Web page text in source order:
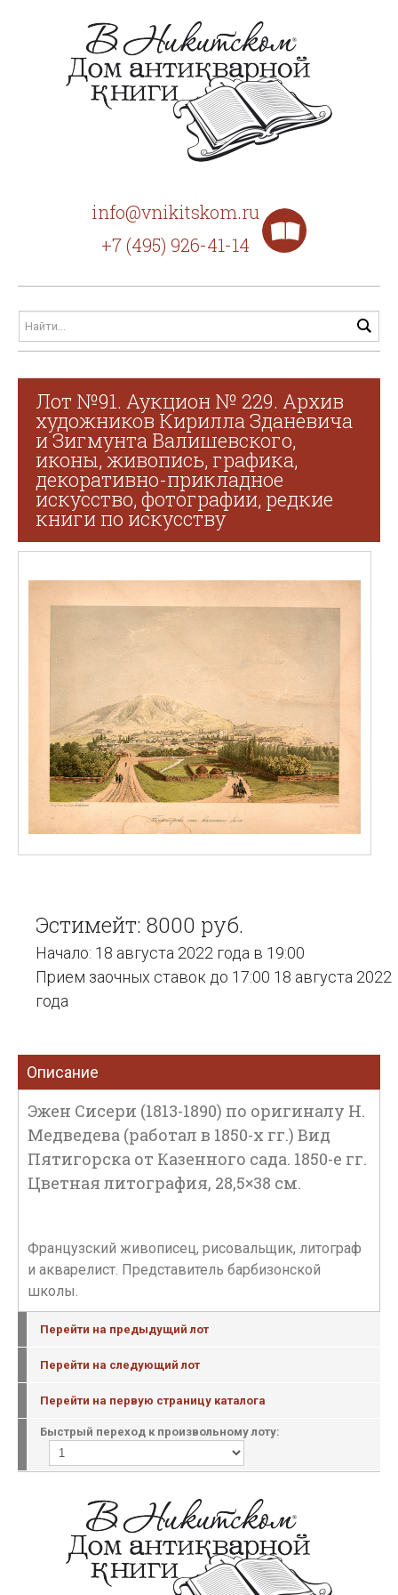
info@vnikitskom.ru
+7 (495) 926-41-14
Лот №91. Аукцион № 229. Архив
художников Кирилла Зданевича
и Зигмунта Валишевского,
иконы, живопись, графика,
декоративно-прикладное
искусство, фотографии, редкие
книги по искусству
Эстимейт: 8000 руб.
Начало: 18 августа 2022 года в 19:00
Прием заочных ставок до 17:00 18 августа 2022
года
Описание
Эжен Сисери (1813-1890) по оригиналу Н.
Медведева (работал в 1850-х гг.) Вид
Пятигорска от Казенного сада. 1850-е гг.
Цветная литография, 28,5×38 см.
Французский живописец, рисовальщик, литограф
и акварелист. Представитель барбизонской
школы.
Перейти на предыдущий лот
Перейти на следующий лот
Перейти на первую страницу каталога
Быстрый переход к произвольному лоту: